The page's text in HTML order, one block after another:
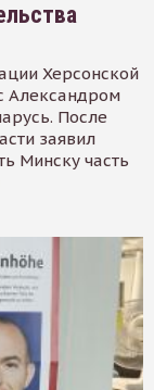
Херсонской
Александром
После
заявил
Минску часть